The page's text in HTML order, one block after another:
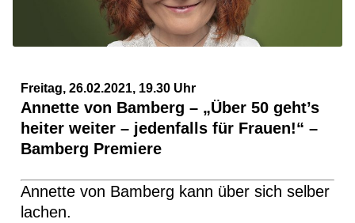
Freitag, 26.02.2021, 19.30 Uhr
Annette von Bamberg – „Über 50 geht’s
heiter weiter – jedenfalls für Frauen!“ –
Bamberg Premiere
Annette von Bamberg kann über sich selber
lachen.